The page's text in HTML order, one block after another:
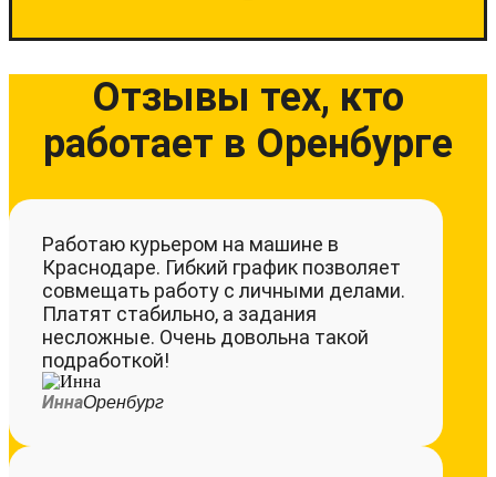
Отзывы тех, кто
работает в Оренбурге
Работаю курьером на машине в
Краснодаре. Гибкий график позволяет
совмещать работу с личными делами.
Платят стабильно, а задания
несложные. Очень довольна такой
подработкой!
ИннаОренбург